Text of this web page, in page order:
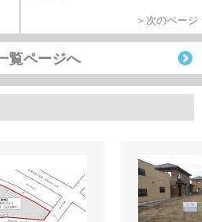
＞次のページ
覧ページへ